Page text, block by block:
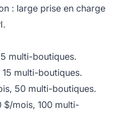
: large prise en charge
multi-boutiques.
multi-boutiques.
50 multi-boutiques.
$/mois, 100 multi-